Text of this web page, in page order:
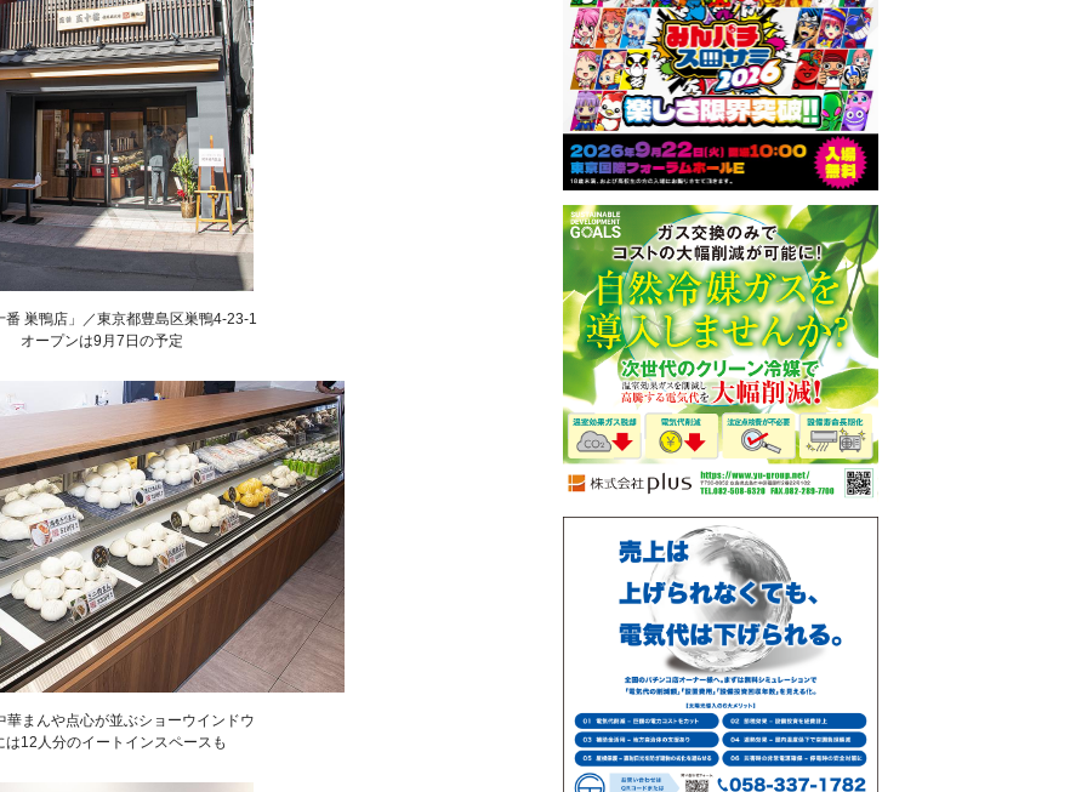
番 巣鴨店」／東京都豊島区巣鴨4-23-1
オープンは9月7日の予定
華まんや点心が並ぶショーウインドウ
は12人分のイートインスペースも